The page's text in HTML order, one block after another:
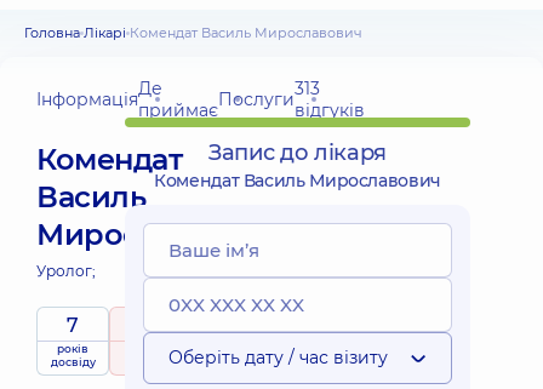
Головна Лікарі Комендат Василь Мирославович
ІнформаціяДе
приймаєПослуги313
відгуків
Комендат
Василь
Мирославович
Уролог;
7
років
досвіду
5 / 5
рейтингна підставі
313 відгуків
Запис до лікаря
Комендат Василь Мирославович
Оберіть дату / час візиту